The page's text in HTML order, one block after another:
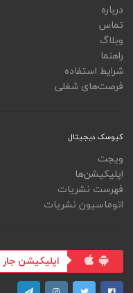
درباره
تماس
وبلاگ
راهنما
شرایط استفاده
فرصت‌های شغلی
کیوسک دیجیتال
ویجت
اپلیکیشن‌ها
فهرست نشریات
اتوماسیون نشریات
اپلیکیشن جار